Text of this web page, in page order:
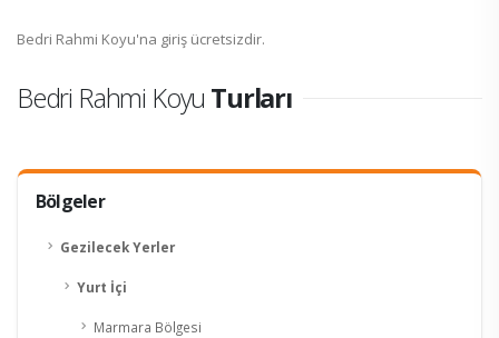
Bölgeler
Gezilecek Yerler
Yurt İçi
Marmara Bölgesi
Bedri Rahmi Koyu'na giriş ücretsizdir.
Bedri Rahmi Koyu Turları